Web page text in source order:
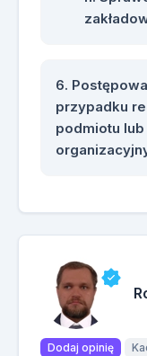
przypadku
podmiotu
Dodaj opinię